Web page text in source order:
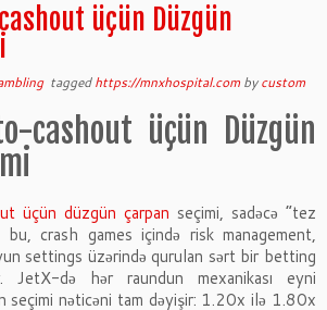
üçün Düzgün
taggedhttps://mnxhospital.com bycustom
cashout üçün Düzgün
üçün düzgün çarpan seçimi, sadəcə “tez
bu, crash games içində risk management,
settings üzərində qurulan sərt bir betting
JetX-də hər raundun mexanikası eyni
seçimi nəticəni tam dəyişir: 1.20x ilə 1.80x